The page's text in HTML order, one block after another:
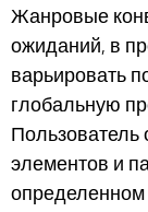
Жанровые
ожиданий, в
варьировать
глобальную
Пользователь
элементов и